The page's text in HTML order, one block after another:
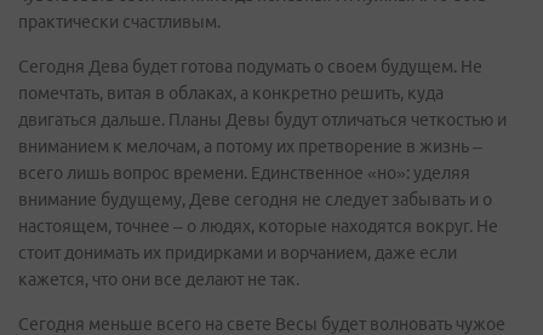
практически счастливым.
Сегодня Дева будет готова подумать о своем будущем. Не
помечтать, витая в облаках, а конкретно решить, куда
двигаться дальше. Планы Девы будут отличаться четкостью и
вниманием к мелочам, а потому их претворение в жизнь –
всего лишь вопрос времени. Единственное «но»: уделяя
внимание будущему, Деве сегодня не следует забывать и о
настоящем, точнее – о людях, которые находятся вокруг. Не
стоит донимать их придирками и ворчанием, даже если
кажется, что они все делают не так.
Сегодня меньше всего на свете Весы будет волновать чужое